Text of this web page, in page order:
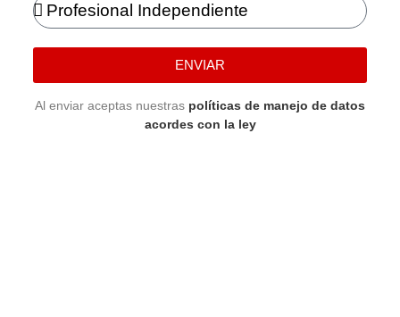
ENVIAR
Al enviar aceptas nuestras políticas de manejo de datos
acordes con la ley